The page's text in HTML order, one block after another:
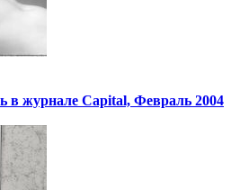
в журнале Capital, Февраль 2004